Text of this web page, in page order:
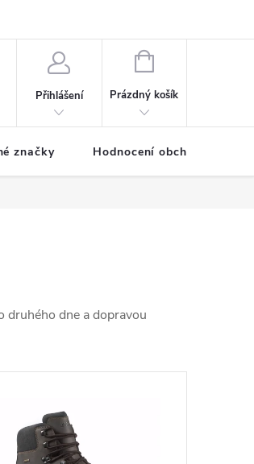
Přihlášení
NÁKUPNÍ
Prázdný košík
značky Hodnocení obchodu
dne a dopravou